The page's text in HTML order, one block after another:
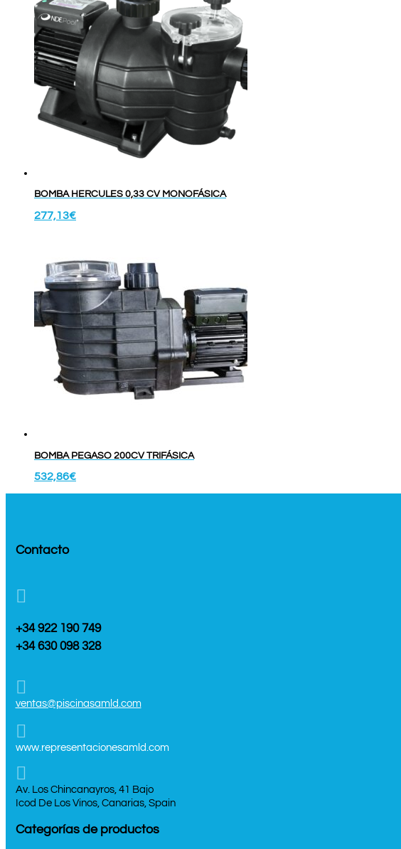
BOMBA HERCULES 0,33 CV MONOFÁSICA
277,13€
BOMBA PEGASO 200CV TRIFÁSICA
532,86€
Contacto

+34 922 190 749
+34 630 098 328

ventas@piscinasamld.com

www.representacionesamld.com

Av. Los Chincanayros, 41 Bajo
Icod De Los Vinos, Canarias, Spain
Categorías de productos